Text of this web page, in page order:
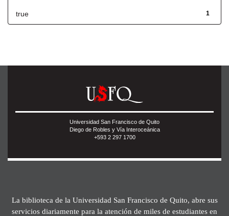
1
true
Universidad San Francisco de Quito
Diego de Robles y Vía Interoceánica
+593 2 297 1700
La biblioteca de la Universidad San Francisco de Quito, abre sus
servicios diariamente para la atención de miles de estudiantes en